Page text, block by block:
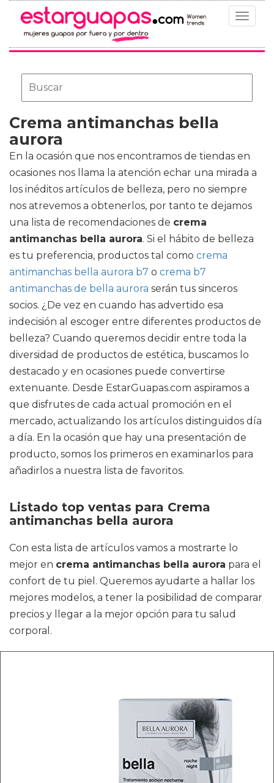
Toggle
Crema antimanchas bella
aurora
En la ocasión que nos encontramos de tiendas en
ocasiones nos llama la atención echar una mirada a
los inéditos artículos de belleza, pero no siempre
nos atrevemos a obtenerlos, por tanto te dejamos
una lista de recomendaciones de crema
antimanchas bella aurora. Si el hábito de belleza
es tu preferencia, productos tal como crema
antimanchas bella aurora b7 o crema b7
antimanchas de bella aurora serán tus sinceros
socios. ¿De vez en cuando has advertido esa
indecisión al escoger entre diferentes productos de
belleza? Cuando queremos decidir entre toda la
diversidad de productos de estética, buscamos lo
destacado y en ocasiones puede convertirse
extenuante. Desde EstarGuapas.com aspiramos a
que disfrutes de cada actual promoción en el
mercado, actualizando los artículos distinguidos día
a día. En la ocasión que hay una presentación de
producto, somos los primeros en examinarlos para
añadirlos a nuestra lista de favoritos.
Listado top ventas para Crema
antimanchas bella aurora
Con esta lista de artículos vamos a mostrarte lo
mejor en crema antimanchas bella aurora para el
confort de tu piel. Queremos ayudarte a hallar los
mejores modelos, a tener la posibilidad de comparar
precios y llegar a la mejor opción para tu salud
corporal.